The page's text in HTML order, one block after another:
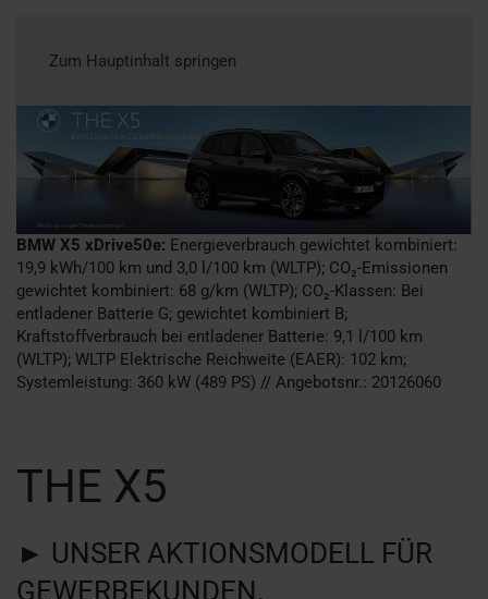
Zum Hauptinhalt springen
BMW X5 xDrive50e: Energieverbrauch gewichtet kombiniert:
19,9 kWh/100 km und 3,0 l/100 km (WLTP); CO₂-Emissionen
gewichtet kombiniert: 68 g/km (WLTP); CO₂-Klassen: Bei
entladener Batterie G; gewichtet kombiniert B;
Kraftstoffverbrauch bei entladener Batterie: 9,1 l/100 km
(WLTP); WLTP Elektrische Reichweite (EAER): 102 km;
Systemleistung: 360 kW (489 PS) // Angebotsnr.: 20126060
THE X5
► UNSER AKTIONSMODELL FÜR
GEWERBEKUNDEN.